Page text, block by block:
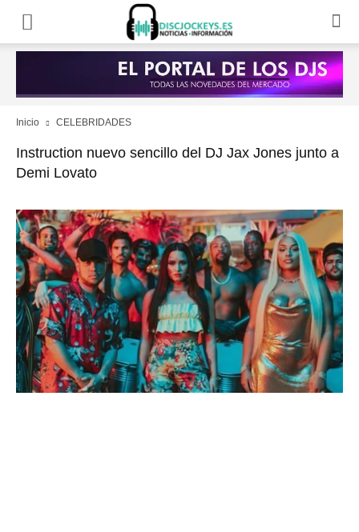
Inicio CELEBRIDADES
Instruction nuevo sencillo del DJ Jax Jones junto a
Demi Lovato